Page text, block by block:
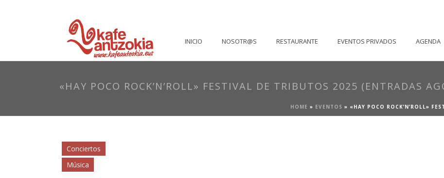
INICIO NOSOTR@S RESTAURANTE EVENTOS PRIVADOS AGENDA
«HAY POCO ROCK’N’ROLL» FESTIVAL DE TRIBUTOS 2025 (ENTRADAS
HOME » EVENTOS » «HAY POCO ROCK’N’ROLL»
Conciertos
Música